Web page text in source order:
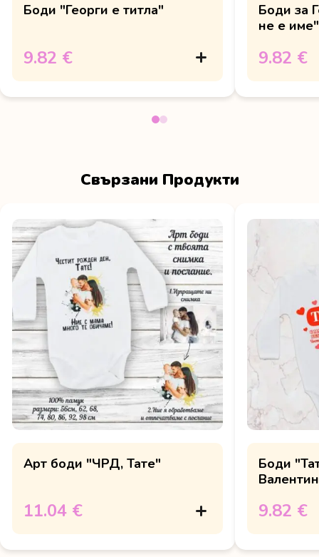
Боди "Георги е титла"
9.82 €
Боди за
не е име"
9.82 €
Свързани Продукти
Арт боди "ЧРД, Тате"
11.04 €
Боди
9.82 €